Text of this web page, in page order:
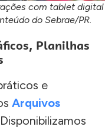
com tablet digital
do Sebrae/PR.
Planilhas
e
Arquivos